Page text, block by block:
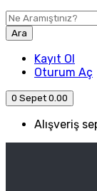
Ara
Kayıt Ol
Oturum Aç
0 Sepet 0.00
Alışveriş